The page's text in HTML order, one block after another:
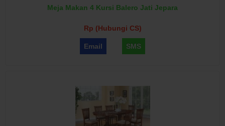
Meja Makan 4 Kursi Balero Jati Jepara
Rp (Hubungi CS)
Email SMS